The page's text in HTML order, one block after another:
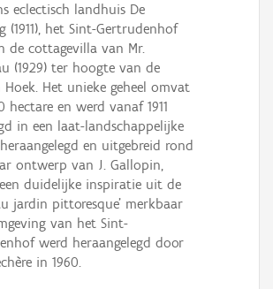
eclectisch landhuis De
(1911), het Sint-Gertrudenhof
de cottagevilla van Mr.
(1929) ter hoogte van de
Hoek. Het unieke geheel omvat
hectare en werd vanaf 1911
in een laat-land­schappelijke
en uitgebreid rond
­ontwerp van J. Gallopin,
duidelijke inspiratie uit de
jardin pittoresque' merkbaar
van het Sint-
werd heraangelegd door
in 1960.